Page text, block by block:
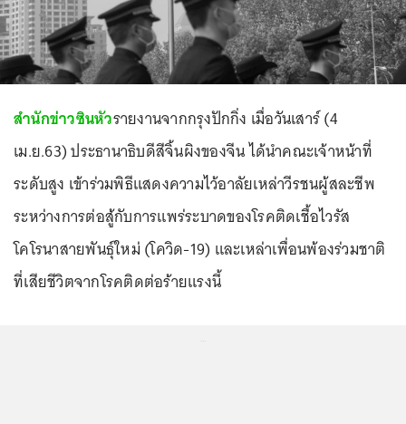
สำนักข่าวซินหัวรายงานจากกรุงปักกิ่ง เมื่อวันเสาร์ (4
เม.ย.63) ประธานาธิบดีสีจิ้นผิงของจีน ได้นำคณะเจ้าหน้าที่
ระดับสูง เข้าร่วมพิธีแสดงความไว้อาลัยเหล่าวีรชนผู้สละชีพ
ระหว่างการต่อสู้กับการแพร่ระบาดของโรคติดเชื้อไวรัส
โคโรนาสายพันธุ์ใหม่ (โควิด-19) และเหล่าเพื่อนพ้องร่วมชาติ
ที่เสียชีวิตจากโรคติดต่อร้ายแรงนี้